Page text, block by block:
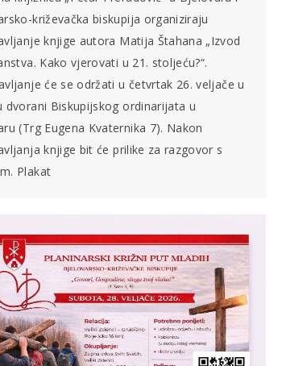
križevačka biskupija organiziraju
knjige autora Matija Štahana „Izvod
Kako vjerovati u 21. stoljeću?“.
će se održati u četvrtak 26. veljače u
dvorani Biskupijskog ordinarijata u
(Trg Eugena Kvaternika 7). Nakon
knjige bit će prilike za razgovor s
Plakat